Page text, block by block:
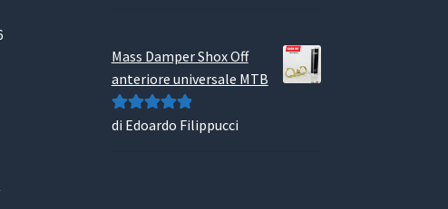
Mass Damper Shox Off
anteriore universale MTB
Valutato5su
di Edoardo Filippucci